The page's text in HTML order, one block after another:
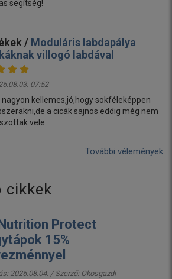
segítség!
/ Moduláris labdapálya
villogó labdával
07:52
kellemes,jó,hogy sokféleképpen
a cicák sajnos eddig még nem
vele.
További vélemények
cikkek
Protect
15%
2026.08.04. / Szerző: Okosgazdi